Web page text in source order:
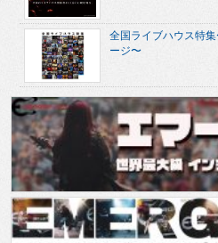
全国ライブハウス特
ージ〜